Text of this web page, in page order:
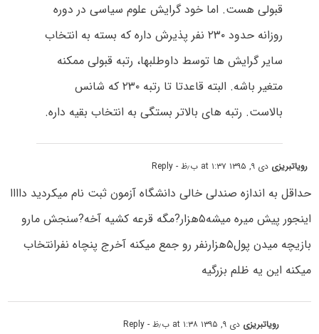
قبولی هست. اما خود گرایش علوم سیاسی در دوره
روزانه حدود ۲۳۰ نفر پذیرش داره که بسته به انتخاب
سایر گرایش ها توسط داوطلبها، رتبه قبولی ممکنه
متغیر باشه. البته قاعدتا تا رتبه ۲۳۰ که شانس
بالاست. رتبه های بالاتر بستگی به انتخاب بقیه داره.
رویاتبریزی دی ۹, ۱۳۹۵ at ۱:۳۷ ب٫ظ - Reply
حداقل به اندازه صندلی خالی دانشگاه آزمون ثبت نام میکردید داااا
اینجور پیش میره میشه۵هزار?مگه قرعه کشیه آخه?سنجش مارو
بازیچه میدن پول۵هزارنفر رو جمع میکنه آخرج پنچاه نفرانتخاب
میکنه این یه ظلم بزرگیه
رویاتبریزی دی ۹, ۱۳۹۵ at ۱:۳۸ ب٫ظ - Reply